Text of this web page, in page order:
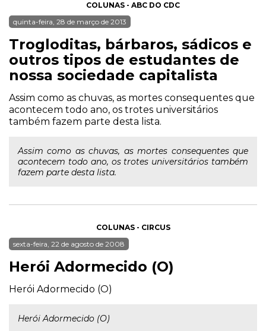
COLUNAS - ABC DO CDC
quinta-feira, 28 de março de 2013
Trogloditas, bárbaros, sádicos e
outros tipos de estudantes de
nossa sociedade capitalista
Assim como as chuvas, as mortes consequentes que
acontecem todo ano, os trotes universitários
também fazem parte desta lista.
Assim como as chuvas, as mortes consequentes que
acontecem todo ano, os trotes universitários também
fazem parte desta lista.
COLUNAS - CIRCUS
sexta-feira, 22 de agosto de 2008
Herói Adormecido (O)
Herói Adormecido (O)
Herói Adormecido (O)